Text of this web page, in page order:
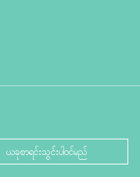
ယခုစာရင်းသွင်းပါဝင်မည်